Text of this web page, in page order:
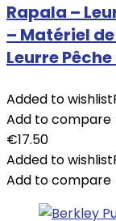
Rapala –
– Matériel
Leurre
Added to wishlist
Add to compare
€17.50
Added to wishlist
Add to compare